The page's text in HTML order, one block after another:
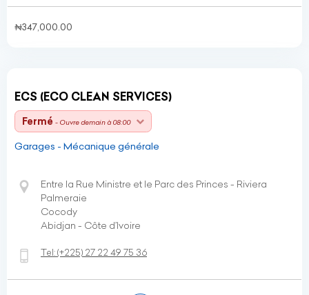
₦347,000.00
ECS (ECO CLEAN SERVICES)
Fermé - Ouvre demain à 08:00
Garages - Mécanique générale
Entre la Rue Ministre et le Parc des Princes - Riviera
Palmeraie
Cocody
Abidjan - Côte d’Ivoire
Tel:(+225) 27 22 49 75 36